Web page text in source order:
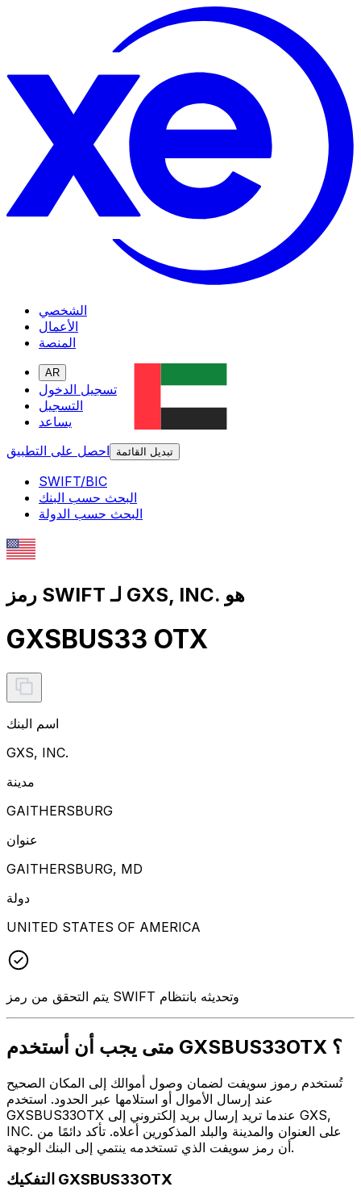
الشخصي
الأعمال
المنصة
AR
تسجيل الدخول
التسجيل
يساعد
احصل على التطبيق
تبديل القائمة
SWIFT/BIC
البحث حسب البنك
البحث حسب الدولة
رمز SWIFT لـ GXS, INC. هو
GXSBUS33 OTX
اسم البنك
GXS, INC.
مدينة
GAITHERSBURG
عنوان
GAITHERSBURG, MD
دولة
UNITED STATES OF AMERICA
يتم التحقق من رمز SWIFT وتحديثه بانتظام
متى يجب أن أستخدم GXSBUS33OTX ؟
تُستخدم رموز سويفت لضمان وصول أموالك إلى المكان الصحيح
عند إرسال الأموال أو استلامها عبر الحدود. استخدم
GXSBUS33OTX عندما تريد إرسال بريد إلكتروني إلى GXS,
INC. على العنوان والمدينة والبلد المذكورين أعلاه. تأكد دائمًا من
أن رمز سويفت الذي تستخدمه ينتمي إلى البنك الوجهة.
التفكيك GXSBUS33OTX